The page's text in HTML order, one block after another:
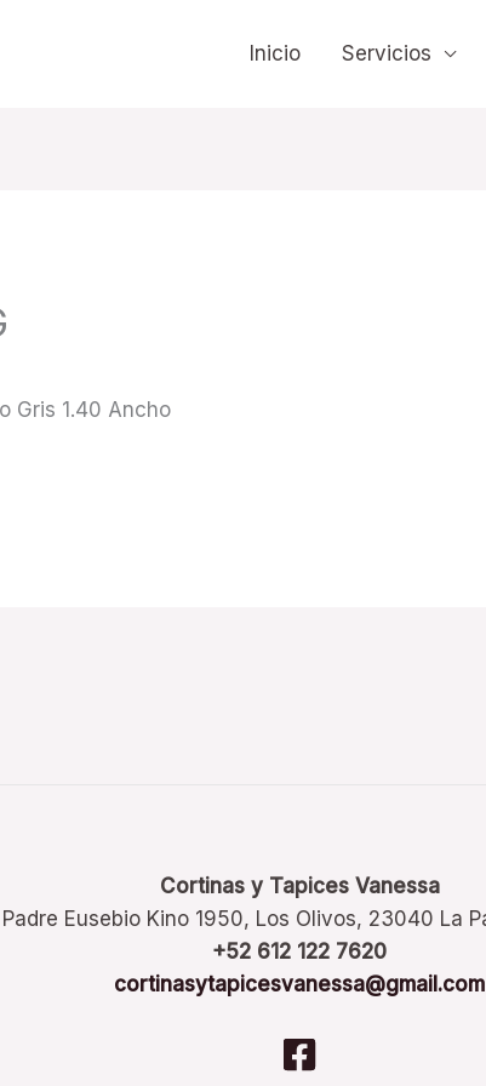
Inicio Servicios
Gris 1.40 Ancho
Cortinas y Tapices Vanessa
Eusebio Kino 1950, Los Olivos, 23040 La
+52 612 122 7620
cortinasytapicesvanessa@gmail.com